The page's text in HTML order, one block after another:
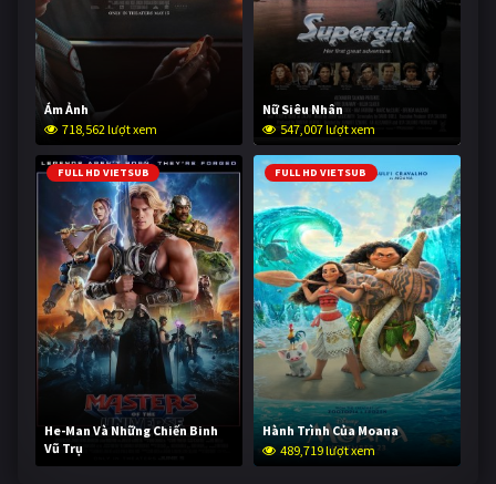
Ám Ảnh
718,562 lượt xem
Nữ Siêu Nhân
547,007 lượt xem
FULL HD VIETSUB
He-Man Và Những Chiến Binh
Vũ Trụ
238,204 lượt xem
FULL HD VIETSUB
Hành Trình Của Moana
489,719 lượt xem